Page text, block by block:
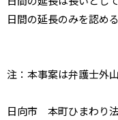
日間の延長のみを認め
注：本事案は弁護士外
日向市 本町ひまわ